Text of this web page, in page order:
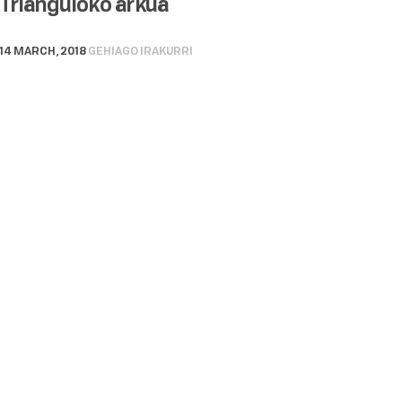
14 MARCH, 2018GEHIAGO IRAKURRI